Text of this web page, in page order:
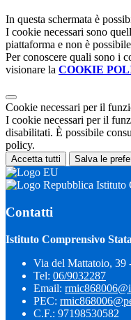
In questa schermata è
I cookie necessari sono
piattaforma e non è
Per conoscere quali sono i
visionare la COOKIE
Cookie necessari per il
I cookie necessari per il
disabilitati. È possibile
policy.
Accetta tutti Salva le
Istituto
Contatti
Istituto Comprensivo
Via del Mattatoio,
Tel: 06/9032287
Email:
PEC:
C.F.: 97198530582